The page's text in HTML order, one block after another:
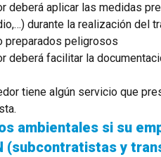
deberá aplicar las medidas
durante la realización del
preparados peligrosos
deberá facilitar la
tiene algún servicio que
ambientales si su
(subcontratistas y